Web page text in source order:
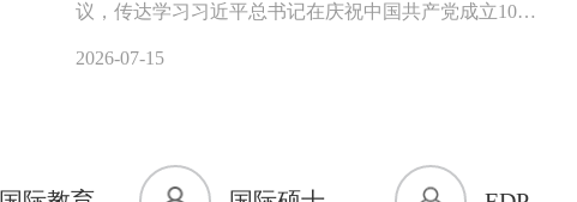
议，传达学习习近平总书记在庆祝中国共产党成立105
持”作重点发言。他指出，要坚持和加强党的全面领
2026-07-15